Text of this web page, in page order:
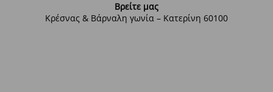
Βρείτε μας
Κρέσνας & Βάρναλη γωνία – Κατερίνη 60100